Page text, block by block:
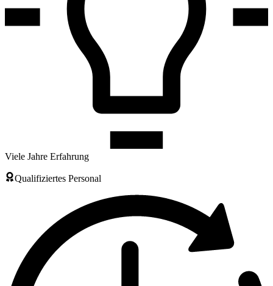
Viele Jahre Erfahrung
Qualifiziertes Personal